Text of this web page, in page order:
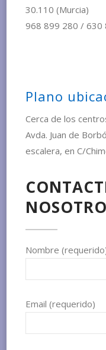
30.110 (Murcia)
968 899 280 / 630
Plano
Cerca de los
Avda. Juan de
escalera, en C/
Nombre
Email (requerido)